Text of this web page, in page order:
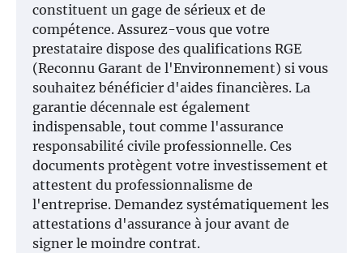
constituent un gage de sérieux et de
compétence. Assurez-vous que votre
prestataire dispose des qualifications RGE
(Reconnu Garant de l'Environnement) si vous
souhaitez bénéficier d'aides financières. La
garantie décennale est également
indispensable, tout comme l'assurance
responsabilité civile professionnelle. Ces
documents protègent votre investissement et
attestent du professionnalisme de
l'entreprise. Demandez systématiquement les
attestations d'assurance à jour avant de
signer le moindre contrat.